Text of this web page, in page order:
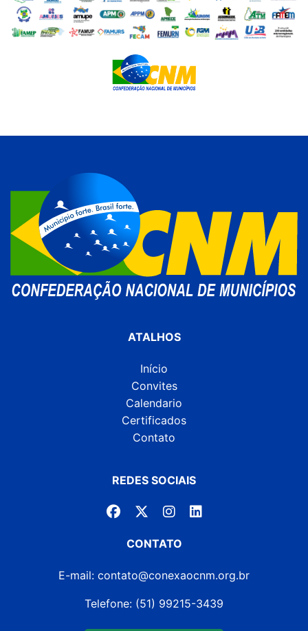
ATALHOS
Início
Convites
Calendario
Certificados
Contato
REDES SOCIAIS
CONTATO
E-mail: contato@conexaocnm.org.br
Telefone: (51) 99215-3439